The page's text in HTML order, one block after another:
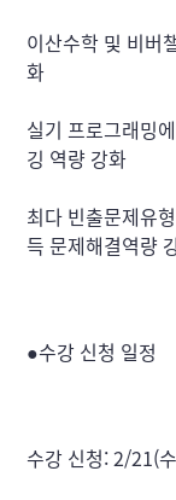
이산수학 및 비버
화
실기 프로그래밍
깅 역량 강화
최다 빈출문제유
득 문제해결역량
●수강 신청 일정
수강 신청: 2/21(